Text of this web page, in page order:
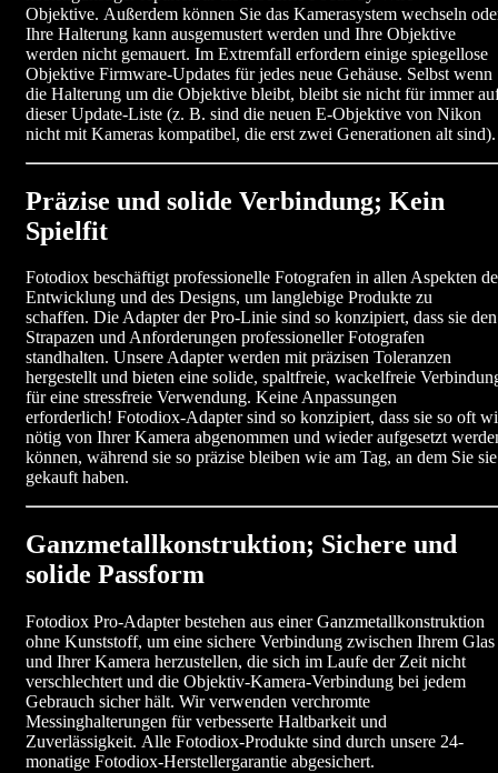
Objektive. Außerdem können Sie das Kamerasystem wechseln
Ihre Halterung kann ausgemustert werden und Ihre Objektive
werden nicht gemauert. Im Extremfall erfordern einige spiegellose
Objektive Firmware-Updates für jedes neue Gehäuse. Selbst wenn
die Halterung um die Objektive bleibt, bleibt sie nicht für immer
dieser Update-Liste (z. B. sind die neuen E-Objektive von Nikon
nicht mit Kameras kompatibel, die erst zwei Generationen alt sind).
Präzise und solide Verbindung; Kein
Spielfit
Fotodiox beschäftigt professionelle Fotografen in allen Aspekten
Entwicklung und des Designs, um langlebige Produkte zu
schaffen. Die Adapter der Pro-Linie sind so konzipiert, dass sie den
Strapazen und Anforderungen professioneller Fotografen
standhalten. Unsere Adapter werden mit präzisen Toleranzen
hergestellt und bieten eine solide, spaltfreie, wackelfreie
für eine stressfreie Verwendung. Keine Anpassungen
erforderlich! Fotodiox-Adapter sind so konzipiert, dass sie so oft
nötig von Ihrer Kamera abgenommen und wieder aufgesetzt
können, während sie so präzise bleiben wie am Tag, an dem Sie sie
gekauft haben.
Ganzmetallkonstruktion; Sichere und
solide Passform
Fotodiox Pro-Adapter bestehen aus einer Ganzmetallkonstruktion
ohne Kunststoff, um eine sichere Verbindung zwischen Ihrem Glas
und Ihrer Kamera herzustellen, die sich im Laufe der Zeit nicht
verschlechtert und die Objektiv-Kamera-Verbindung bei jedem
Gebrauch sicher hält. Wir verwenden verchromte
Messinghalterungen für verbesserte Haltbarkeit und
Zuverlässigkeit. Alle Fotodiox-Produkte sind durch unsere 24-
monatige Fotodiox-Herstellergarantie abgesichert.